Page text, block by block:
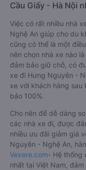
Cầu Giấy - Hà Nội
Việc có rất nhiều nhà
Nghệ An giúp cho du
cũng có thể là một
nên chọn nhà xe nào
đảm bảo giữ chỗ, có
xe đi Hưng Nguyên -
xe với khách hàng
bảo 100%.
Cho nên để dễ dàng
các nhà xe đi, được
nhiều ưu đãi giảm giá
Nguyên - Nghệ An,
Vexere.com- Hệ thống
nhất tại Việt Nam,